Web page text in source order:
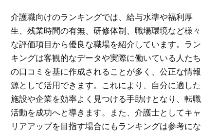
介護職向けのランキングでは、給与水準や福利厚
生、残業時間の有無、研修体制、職場環境など様々
な評価項目から優良な職場を紹介しています。ラン
キングは客観的なデータや実際に働いている人たち
の口コミを基に作成されることが多く、公正な情報
源として活用できます。これにより、自分に適した
施設や企業を効率よく見つける手助けとなり、転職
活動を成功へと導きます。また、介護士としてキャ
リアアップを目指す場合にもランキングは参考にな